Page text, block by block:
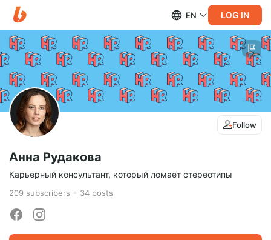
EN LOG IN
Follow
Анна Рудакова
Карьерный консультант, который ломает стереотипы
209 subscribers 34 posts